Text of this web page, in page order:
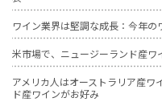
ワイン業界は堅調な成長：今年の
米市場で、ニュージーランド産ワ
アメリカ人はオーストラリア産ワ
ド産ワインがお好み